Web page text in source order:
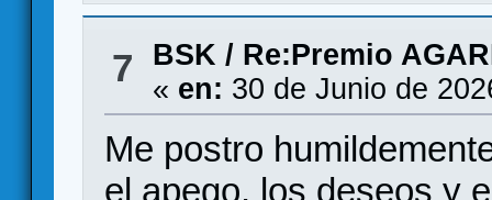
7 BSK / Re:Premio
« en: 30 de Junio de
Me postro
el apego, los deseos y